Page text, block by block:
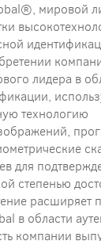
мировой
лидера в
технологию
для
степенью
расширяет
в области
компании